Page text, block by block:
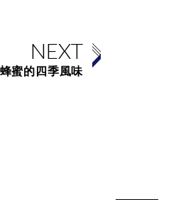
NEXT
蜜的四季風味